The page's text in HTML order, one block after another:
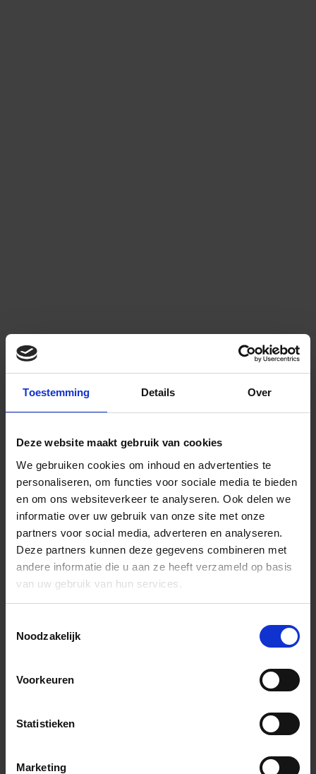
Toestemming Details Over
Deze website maakt gebruik van cookies
We gebruiken cookies om inhoud en advertenties te
personaliseren, om functies voor sociale media te bieden
en om ons websiteverkeer te analyseren. Ook delen we
informatie over uw gebruik van onze site met onze
partners voor social media, adverteren en analyseren.
Deze partners kunnen deze gegevens combineren met
andere informatie die u aan ze heeft verzameld op basis
van uw gebruik van hun services.
Noodzakelijk
Voorkeuren
Statistieken
Marketing